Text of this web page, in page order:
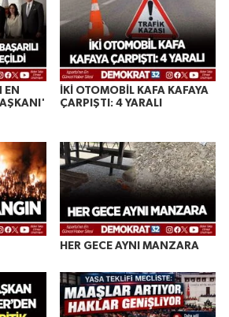
EN
İKİ OTOMOBİL KAFA KAFAYA
ÇARPIŞTI: 4 YARALI
HER GECE AYNI MANZARA